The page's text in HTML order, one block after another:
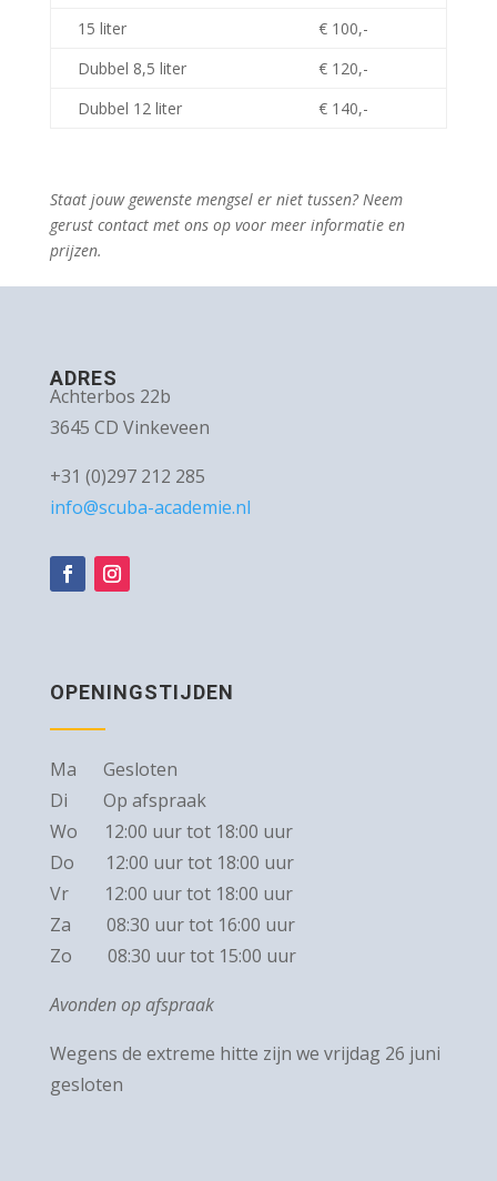
15 liter
€ 100,-
Dubbel 8,5 liter
€ 120,-
Dubbel 12 liter
€ 140,-
Staat jouw gewenste mengsel er niet tussen? Neem
gerust contact met ons op voor meer informatie en
prijzen.
ADRES
Achterbos 22b
3645 CD Vinkeveen
+31 (0)297 212 285
info@scuba-academie.nl
OPENINGSTIJDEN
Ma Gesloten
Di Op afspraak
Wo 12:00 uur tot 18:00 uur
Do 12:00 uur tot 18:00 uur
Vr 12:00 uur tot 18:00 uur
Za 08:30 uur tot 16:00 uur
Zo 08:30 uur tot 15:00 uur
Avonden op afspraak
Wegens de extreme hitte zijn we vrijdag 26 juni
gesloten